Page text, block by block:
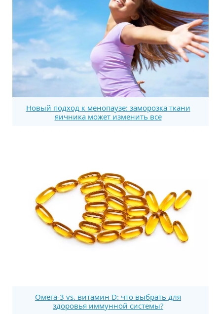
Новый подход к менопаузе: заморозка ткани
яичника может изменить все
Омега-3 vs. витамин D: что выбрать для
здоровья иммунной системы?